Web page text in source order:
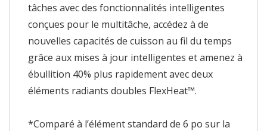
tâches avec des fonctionnalités intelligentes
conçues pour le multitâche, accédez à de
nouvelles capacités de cuisson au fil du temps
grâce aux mises à jour intelligentes et amenez à
ébullition 40% plus rapidement avec deux
éléments radiants doubles FlexHeat™.
*Comparé à l’élément standard de 6 po sur la